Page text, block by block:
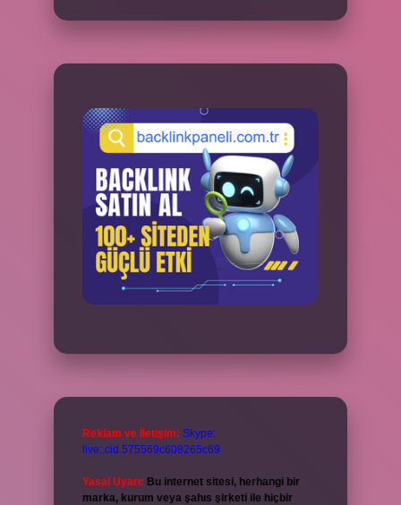
Reklam ve İletişim: Skype:
live:.cid.575569c608265c69
Yasal Uyarı: Bu internet sitesi, herhangi bir
marka, kurum veya şahıs şirketi ile hiçbir